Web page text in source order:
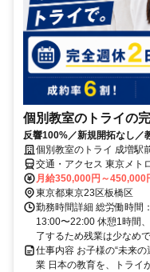
個別教室のトライの
反響100%／新規開拓なし／
個別教室のトライ 成増駅
交通・アクセス 東京メト
出口より徒歩約1分、東武
月給350,000円～450,000
東京都東京23区板橋区
勤務時間詳細 総労働時間
13:00〜22:00 休憩1時間
了するため残業は少なめで
仕事内容 お子様の“未来
業 日本の教育を、トライ